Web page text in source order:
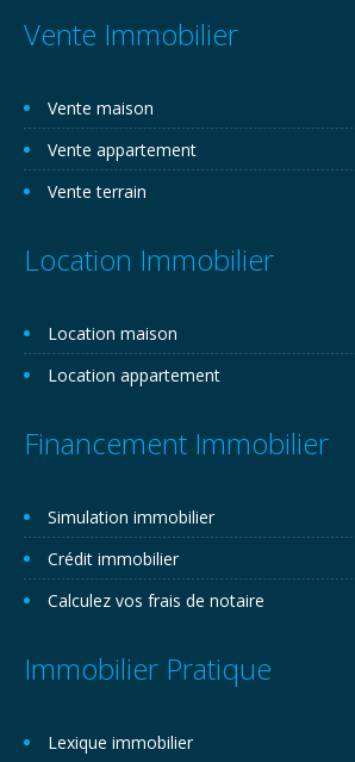
Vente Immobilier
Vente maison
Vente appartement
Vente terrain
Location Immobilier
Location maison
Location appartement
Financement Immobilier
Simulation immobilier
Crédit immobilier
Calculez vos frais de notaire
Immobilier Pratique
Lexique immobilier